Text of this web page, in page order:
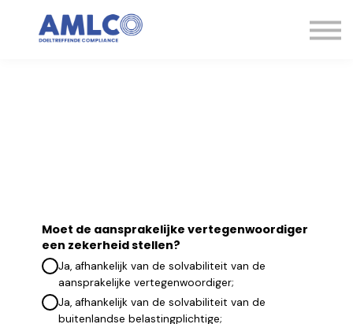
Kennisbank
Expertise
Moet de aansprakelijke vertegenwoordiger
een zekerheid stellen?
Ja, afhankelijk van de solvabiliteit van de
aansprakelijke vertegenwoordiger;
Ja, afhankelijk van de solvabiliteit van de
buitenlandse belastingplichtige;